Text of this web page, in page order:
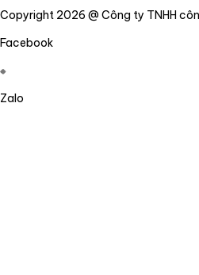
Copyright 2026 @ Công ty TNHH
Facebook
Zalo